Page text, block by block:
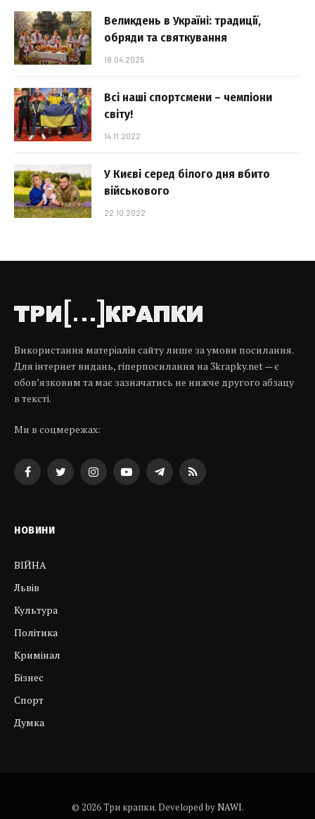
Великдень в Україні: традиції,
обряди та святкування
18.04.2025
Всі наші спортсмени – чемпіони
світу!
14.11.2022
У Києві серед білого дня вбито
військового
22.10.2022
Використання матеріалів сайту лише за умови посилання.
Для інтернет видань, гіперпосилання на 3krapky.net — є
обов’язковим та має зазначатись не нижче другого абзацу
в тексті.
Ми в соцмережах:
FacebookTwitterInstagramYouTubeTelegramRSS
НОВИНИ
ВІЙНА
Львів
Культура
Політика
Кримінал
Бізнес
Спорт
Думка
© 2026 Три крапки. Developed byNAWI.